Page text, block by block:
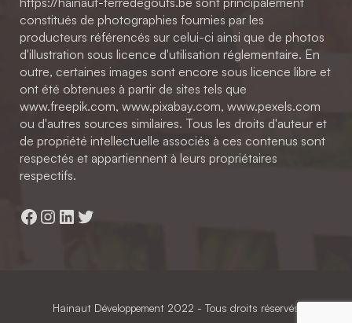
constitués de photographies fournies par les
producteurs référencés sur celui-ci ainsi que de photos
d'illustration sous licence d'utilisation réglementaire. En
outre, certaines images sont encore sous licence libre et
ont été obtenues à partir de sites tels que
www.freepik.com, www.pixabay.com, www.pexels.com
ou d'autres sources similaires. Tous les droits d'auteur et
de propriété intellectuelle associés à ces contenus sont
respectés et appartiennent à leurs propriétaires
respectifs.
Facebook
Instagram
LinkedIn
Twitter
Hainaut Développement 2022 - Tous droits réservés